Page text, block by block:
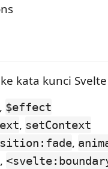
kata kunci
, $effect
, setContext
,
,